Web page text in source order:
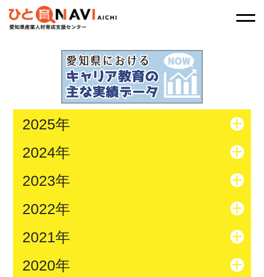
2025年
2024年
2023年
2022年
2021年
2020年